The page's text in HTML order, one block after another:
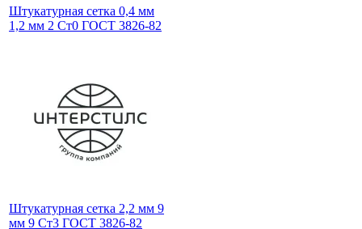
Штукатурная сетка 0,4 мм
1,2 мм 2 Ст0 ГОСТ 3826-82
Штукатурная сетка 2,2 мм 9
мм 9 Ст3 ГОСТ 3826-82